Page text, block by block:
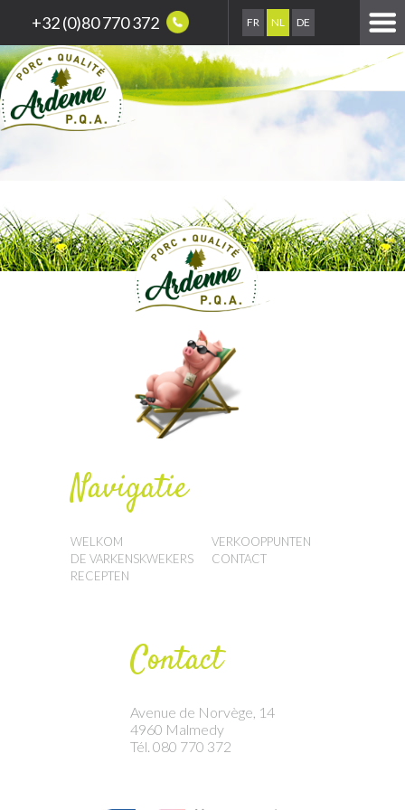
+32 (0)80 770 372 FR NL DE
Navigatie
WELKOM
DE VARKENSKWEKERS
RECEPTEN
VERKOOPPUNTEN
CONTACT
Contact
Avenue de Norvège, 14
4960 Malmedy
Tél. 080 770 372